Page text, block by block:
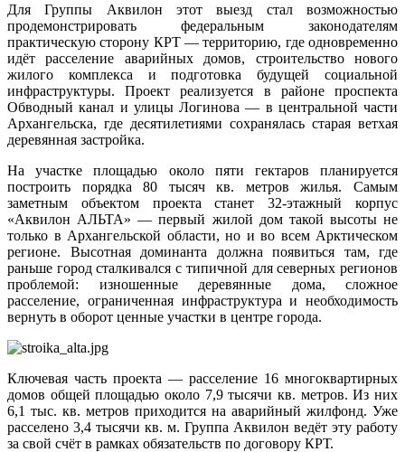
Для Группы Аквилон этот выезд стал возможностью
продемонстрировать федеральным законодателям
практическую сторону КРТ — территорию, где одновременно
идёт расселение аварийных домов, строительство нового
жилого комплекса и подготовка будущей социальной
инфраструктуры. Проект реализуется в районе проспекта
Обводный канал и улицы Логинова — в центральной части
Архангельска, где десятилетиями сохранялась старая ветхая
деревянная застройка.
На участке площадью около пяти гектаров планируется
построить порядка 80 тысяч кв. метров жилья. Самым
заметным объектом проекта станет 32-этажный корпус
«Аквилон АЛЬТА» — первый жилой дом такой высоты не
только в Архангельской области, но и во всем Арктическом
регионе. Высотная доминанта должна появиться там, где
раньше город сталкивался с типичной для северных регионов
проблемой: изношенные деревянные дома, сложное
расселение, ограниченная инфраструктура и необходимость
вернуть в оборот ценные участки в центре города.
Ключевая часть проекта — расселение 16 многоквартирных
домов общей площадью около 7,9 тысячи кв. метров. Из них
6,1 тыс. кв. метров приходится на аварийный жилфонд. Уже
расселено 3,4 тысячи кв. м. Группа Аквилон ведёт эту работу
за свой счёт в рамках обязательств по договору КРТ.